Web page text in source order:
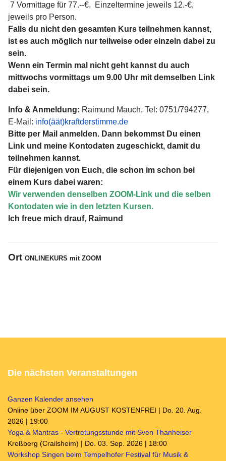
7 Vormittage für 77.--€, Einzeltermine jeweils 12.-€,
jeweils pro Person.
Falls du nicht den gesamten Kurs teilnehmen kannst,
ist es auch möglich nur teilweise oder einzeln dabei zu
sein.
Wenn ein Termin mal nicht geht kannst du auch
mittwochs vormittags um 9.00 Uhr mit demselben Link
dabei sein.
Info & Anmeldung: Raimund Mauch, Tel: 0751/794277,
E-Mail: info(äät)kraftderstimme.de
Bitte per Mail anmelden. Dann bekommst Du einen
Link und meine Kontodaten zugeschickt, damit du
teilnehmen kannst.
Für diejenigen von Euch, die schon im schon bei
einem Kurs dabei waren:
Wir verwenden denselben ZOOM-Link und die selben
Kontodaten wie in den letzten Kursen.
Ich freue mich drauf, Raimund
Ort ONLINEKURS mit ZOOM
Die nächsten Veranstaltungen
Ganzen Kalender ansehen
Online über ZOOM IM AUGUST KOSTENFREI | Do. 20. Aug.
2026 | 19:00
Yoga & Mantras - Vertretungsstunde mit Sven Thanheiser
Kreßberg (Crailsheim) | Do. 03. Sep. 2026 | 18:00
Workshop Singen beim Tempelhofer Festival für Musik &